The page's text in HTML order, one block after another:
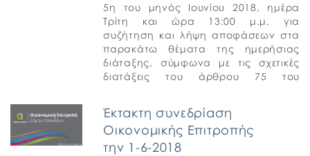
5η του μηνός Ιουνίου 2018, ημέρα
Τρίτη και ώρα 13:00 μ.μ. για
συζήτηση και λήψη αποφάσεων στα
παρακάτω θέματα της ημερήσιας
διάταξης, σύμφωνα με τις σχετικές
διατάξεις του άρθρου 75 του
Έκτακτη συνεδρίαση
Οικονομικής Επιτροπής
την 1-6-2018